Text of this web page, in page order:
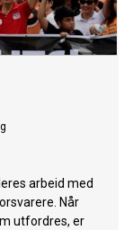
arbeid med
Når
utfordres, er